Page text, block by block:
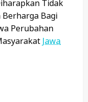
Tidak
Bagi
Perubahan
Jawa